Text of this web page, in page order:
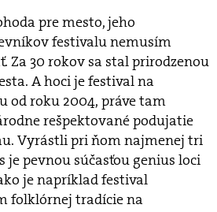
pre mesto, jeho
festivalu nemusím
Za 30 rokov sa stal prirodzenou
A hoci je festival na
od roku 2004, práve tam
rešpektované podujatie
Vyrástli pri ňom najmenej tri
je pevnou súčasťou genius loci
je napríklad festival
folklórnej tradície na